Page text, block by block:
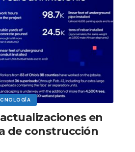
en
de construcción